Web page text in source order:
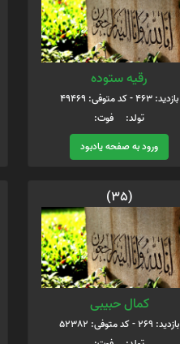
رقیه ستوده
بازدید: 463 - کد متوفی: 49469
تولد: فوت:
ورود به صفحه یادبود
(35)
کمال حبیبی
بازدید: 269 - کد متوفی: 52382